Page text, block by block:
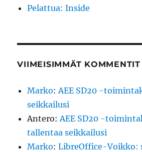
Pelattua: Inside
VIIMEISIMMÄT KOMMENTIT
Marko:AEE SD20 -
seikkailusi
Antero:AEE SD20 -
tallentaa seikkailusi
Marko:LibreOffice-Voikko: